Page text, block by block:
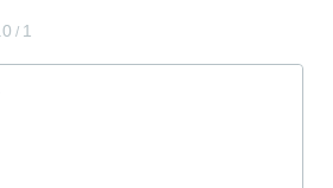
/ 1